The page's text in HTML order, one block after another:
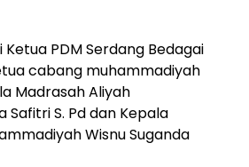
PDM Serdang Bedagai
cabang muhammadiyah
Madrasah Aliyah
Safitri S. Pd dan Kepala
Wisnu Suganda